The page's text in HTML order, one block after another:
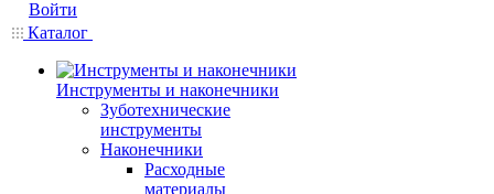
Войти
Каталог
Инструменты и наконечники
Зуботехнические
инструменты
Наконечники
Расходные
материалы